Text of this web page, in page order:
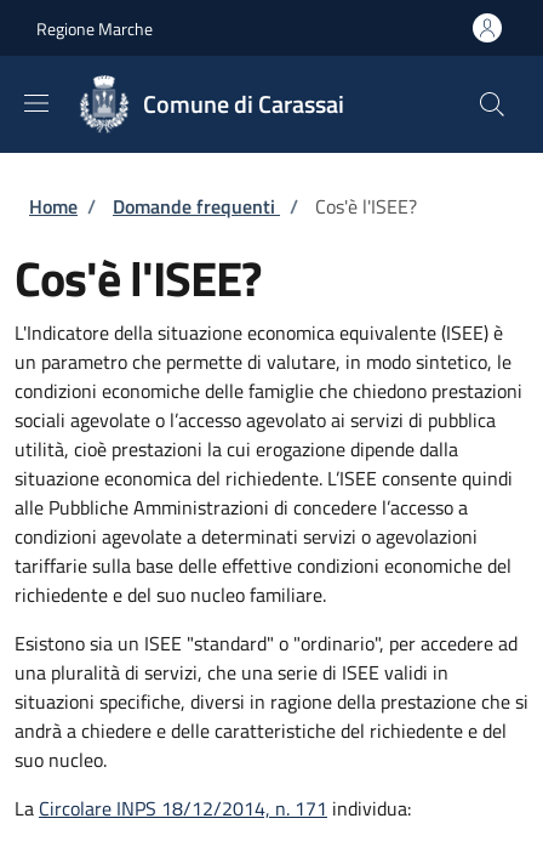
Regione Marche
Comune di Carassai
Briciole di pane
Home / Domande frequenti / Cos'è l'ISEE?
Cos'è l'ISEE?
L'Indicatore della situazione economica equivalente (ISEE) è
un parametro che permette di valutare, in modo sintetico, le
condizioni economiche delle famiglie che chiedono prestazioni
sociali agevolate o l’accesso agevolato ai servizi di pubblica
utilità, cioè prestazioni la cui erogazione dipende dalla
situazione economica del richiedente. L’ISEE consente quindi
alle Pubbliche Amministrazioni di concedere l’accesso a
condizioni agevolate a determinati servizi o agevolazioni
tariffarie sulla base delle effettive condizioni economiche del
richiedente e del suo nucleo familiare.
Esistono sia un ISEE "standard" o "ordinario", per accedere ad
una pluralità di servizi, che una serie di ISEE validi in
situazioni specifiche, diversi in ragione della prestazione che si
andrà a chiedere e delle caratteristiche del richiedente e del
suo nucleo.
La Circolare INPS 18/12/2014, n. 171 individua: